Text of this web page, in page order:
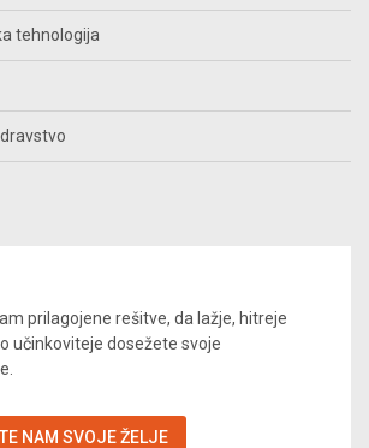
tehnologija
prilagojene rešitve, da lažje, hitreje
učinkoviteje dosežete svoje
NAM SVOJE ŽELJE